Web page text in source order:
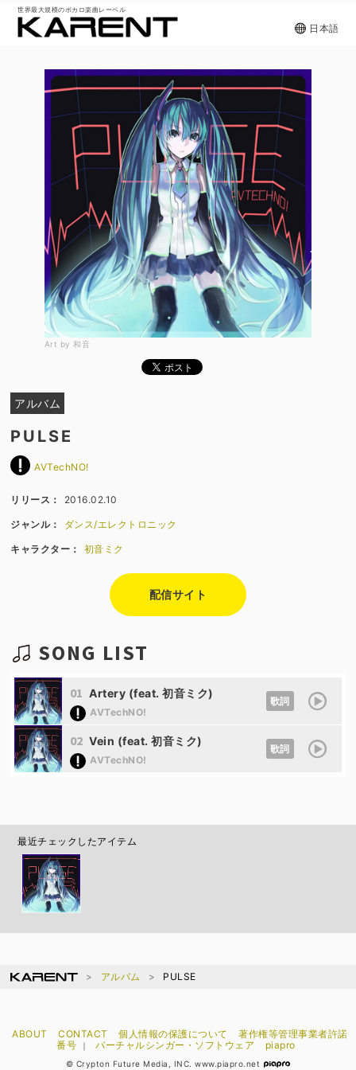
世界最大規模のボカロ楽曲レーベル
日本語
Art by 和音
アルバム
PULSE
AVTechNO!
リリース： 2016.02.10
ジャンル： ダンス/エレクトロニック
キャラクター： 初音ミク
配信サイト
SONG LIST
01 Artery (feat. 初音ミク)
AVTechNO!
歌詞
02 Vein (feat. 初音ミク)
AVTechNO!
歌詞
最近チェックしたアイテム
アルバム PULSE
ABOUT CONTACT 個人情報の保護について
著作権等管理事業者許諾
番号
｜ バーチャルシンガー・ソフトウェア piapro
© Crypton Future Media, INC. www.piapro.net